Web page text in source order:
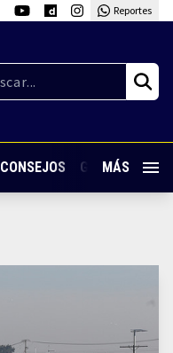
Reportes
CONSEJOS GUARDIA
MÁS